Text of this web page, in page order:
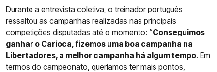
Durante a entrevista coletiva, o treinador português
ressaltou as campanhas realizadas nas principais
competições disputadas até o momento: “Conseguimos
ganhar o Carioca, fizemos uma boa campanha na
Libertadores, a melhor campanha há algum tempo. Em
termos do campeonato, queríamos ter mais pontos,